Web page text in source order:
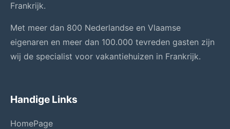
Frankrijk.
Met meer dan 800 Nederlandse en Vlaamse
eigenaren en meer dan 100.000 tevreden gasten zijn
wij de specialist voor vakantiehuizen in Frankrijk.
Handige Links
HomePage